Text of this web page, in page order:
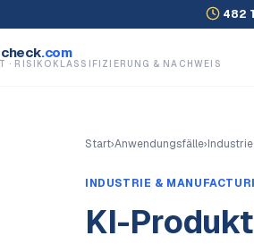
482
.com
· RISIKOKLASSIFIZIERUNG & NACHWEIS
Start›Anwendungsfälle›
INDUSTRIE &
KI-